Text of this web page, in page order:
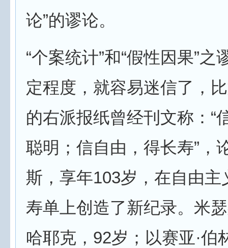
论”的谬论。
“个案统计”和“假性因果”之
定程度，就容易迷信了，
的右派报纸曾经刊文称：“
聪明；信自由，得长寿”，
斯，享年103岁，在自由主
寿单上创造了新纪录。米
哈耶克，92岁；以赛亚·伯